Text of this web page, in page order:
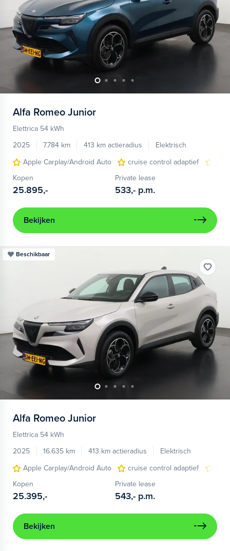
Alfa Romeo Junior
Elettrica 54 kWh
2025
7.784 km 413 km actieradius
Elektrisch
Apple Carplay/Android Auto
cruise control adaptief
Kopen
25.895,-
Private lease
533,- p.m.
Bekijken
Beschikbaar
Alfa Romeo Junior
Elettrica 54 kWh
2025
16.635 km 413 km actieradius
Elektrisch
Apple Carplay/Android Auto
cruise control adaptief
Kopen
25.395,-
Private lease
543,- p.m.
Bekijken